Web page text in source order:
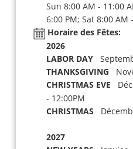
Sun 8:00 AM - 11:00
6:00 PM; Sat 8:00 AM
Horaire des Fêtes:
2026
LABOR DAY
THANKSGIVING
CHRISTMAS EVE
- 12:00PM
CHRISTMAS
2027